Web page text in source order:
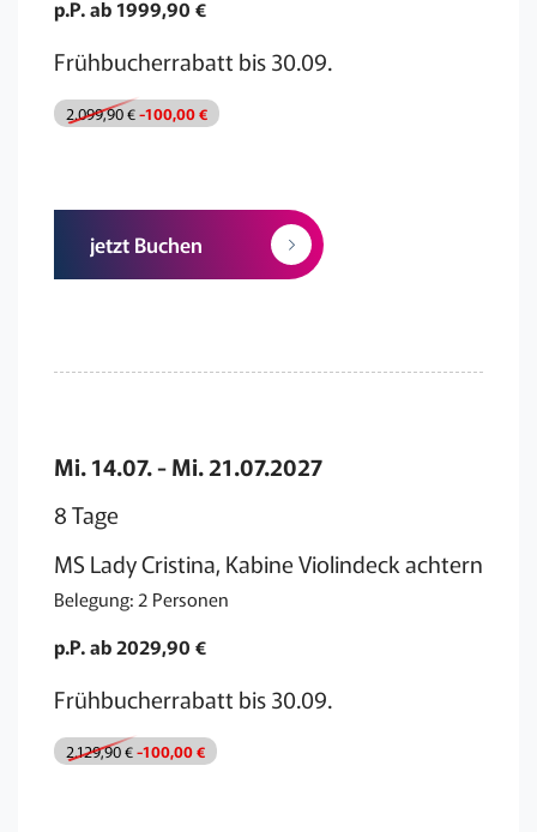
p.P. ab 1999,90 €
Frühbucherrabatt bis 30.09.
2.099,90 €-100,00 €
jetzt Buchen
Mi. 14.07. - Mi. 21.07.2027
8 Tage
MS Lady Cristina, Kabine Violindeck achtern
Belegung: 2 Personen
p.P. ab 2029,90 €
Frühbucherrabatt bis 30.09.
2.129,90 €-100,00 €